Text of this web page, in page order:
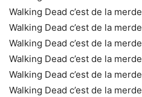
Walking Dead c’est de la merde
Walking Dead c’est de la merde
Walking Dead c’est de la merde
Walking Dead c’est de la merde
Walking Dead c’est de la merde
Walking Dead c’est de la merde